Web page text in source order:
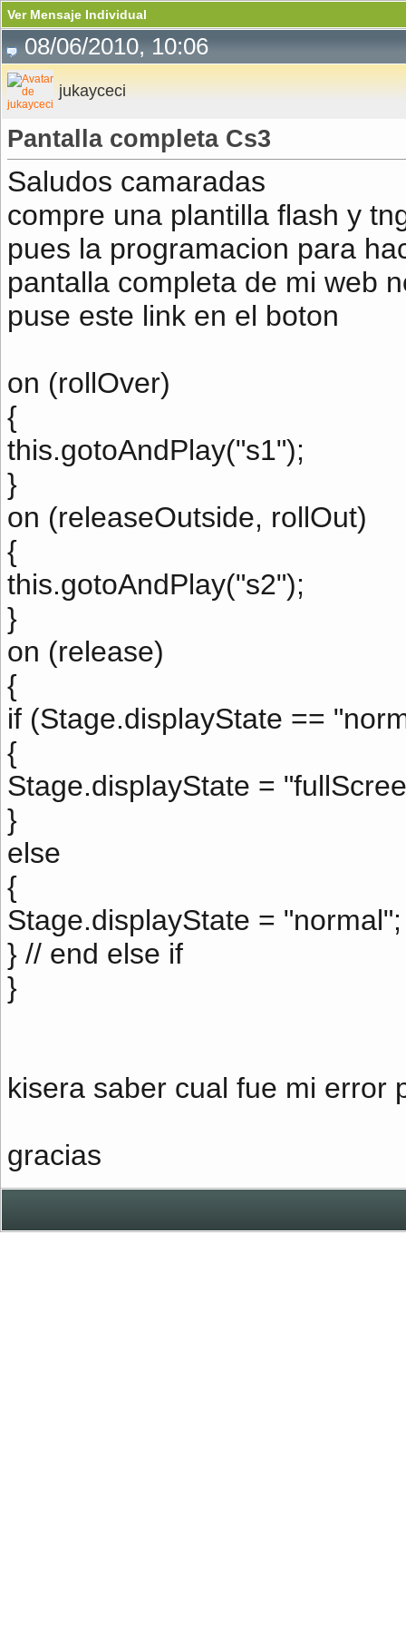
Ver Mensaje Individual
08/06/2010, 10:06
jukayceci
Pantalla completa Cs3
Saludos camaradas
compre una plantilla flash y
pues la programacion para
pantalla completa de mi web
puse este link en el boton
on (rollOver)
{
this.gotoAndPlay("s1");
}
on (releaseOutside, rollOut)
{
this.gotoAndPlay("s2");
}
on (release)
{
if (Stage.displayState ==
{
Stage.displayState =
}
else
{
Stage.displayState = "normal";
} // end else if
}
kisera saber cual fue mi error
gracias